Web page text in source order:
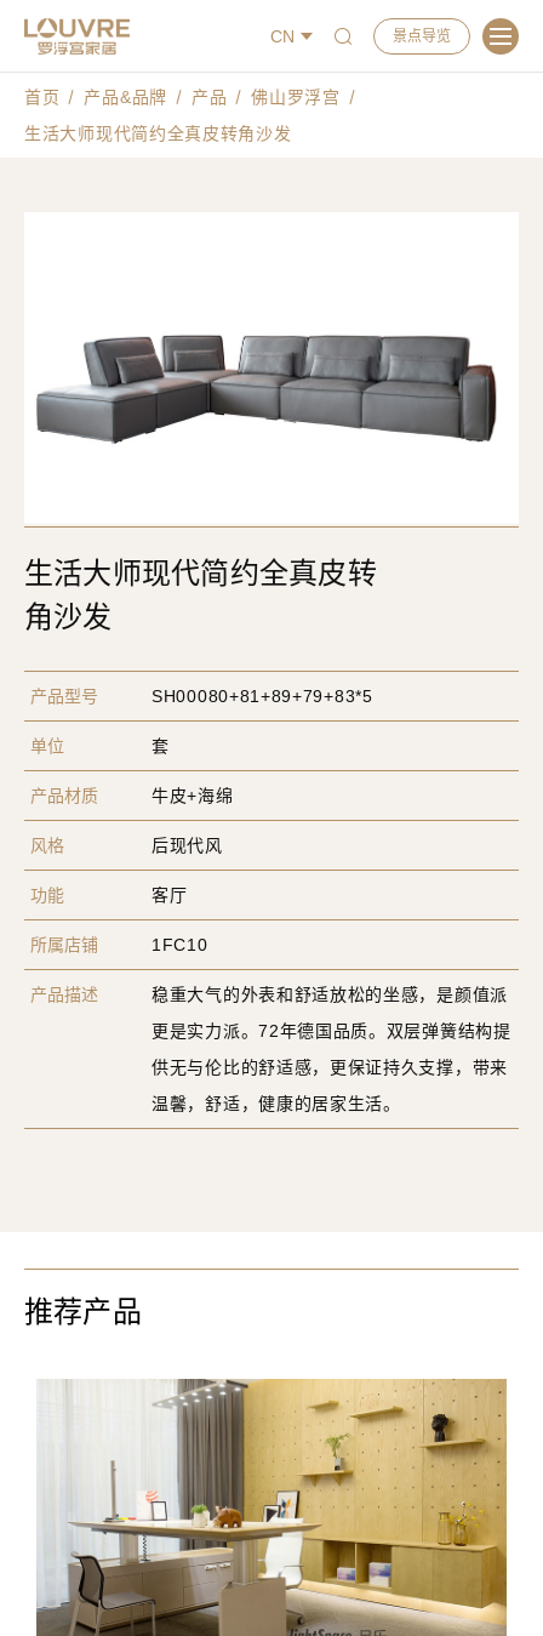
CN 景点导览
首页 产品&品牌 产品
佛山罗浮宫
生活大师现代简约全真皮转角沙发
生活大师现代简约全真皮转
角沙发
产品型号 SH00080+81+89+79+83*5
单位 套
产品材质 牛皮+海绵
风格 后现代风
功能 客厅
所属店铺 1FC10
产品描述
稳重大气的外表和舒适放松的坐感，是颜值派
更是实力派。72年德国品质。双层弹簧结构提
供无与伦比的舒适感，更保证持久支撑，带来
温馨，舒适，健康的居家生活。
推荐产品